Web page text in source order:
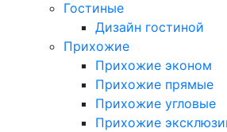
Гостиные
Дизайн гостиной
Прихожие
Прихожие эконом
Прихожие прямые
Прихожие угловые
Прихожие